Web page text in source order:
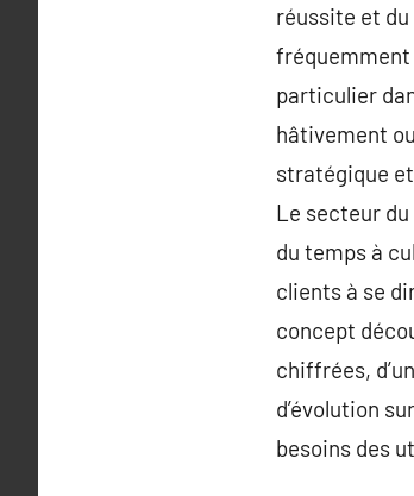
réussite et
fréquemment
particulier
hâtivement
stratégique
Le secteur
du temps à
clients à se
concept
chiffrées,
d’évolution
besoins des